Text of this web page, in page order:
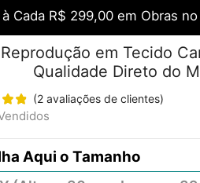
Cada R$ 299,00 em Obras
Reprodução em Tecido
Qualidade Direto do
(2avaliações de clientes)
Tamanho